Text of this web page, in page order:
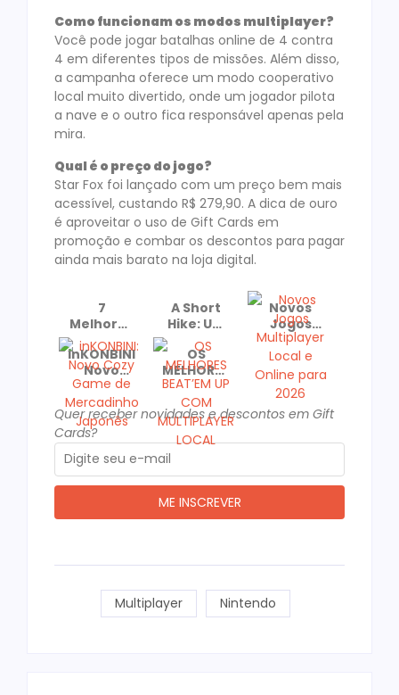
Como funcionam os modos multiplayer?
Você pode jogar batalhas online de 4 contra
4 em diferentes tipos de missões. Além disso,
a campanha oferece um modo cooperativo
local muito divertido, onde um jogador pilota
a nave e o outro fica responsável apenas pela
mira.
Qual é o preço do jogo?
Star Fox foi lançado com um preço bem mais
acessível, custando R$ 279,90. A dica de ouro
é aproveitar o uso de Gift Cards em
promoção e combar os descontos para pagar
ainda mais barato na loja digital.
7
Melhores
Jogos
para
Jogar de
Casal No
dia dos
Namorados
A Short
Hike: Um
Cozy
Game
Recomendado
e
Premiado!
Novos
Jogos
Multiplayer
Local e
Online
para
2026
inKONBINI:
Novo
Cozy
Game de
Mercadinho
Japonês
OS
MELHORES
BEAT’EM
UP COM
MULTIPLAYER
LOCAL
Quer receber novidades e descontos em Gift
Cards?
Multiplayer Nintendo